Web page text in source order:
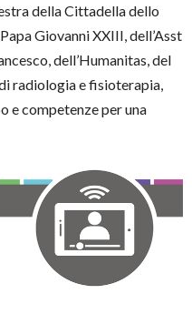
della Cittadella dello
Giovanni XXIII, dell’Asst
dell’Humanitas, del
radiologia e fisioterapia,
e competenze per una